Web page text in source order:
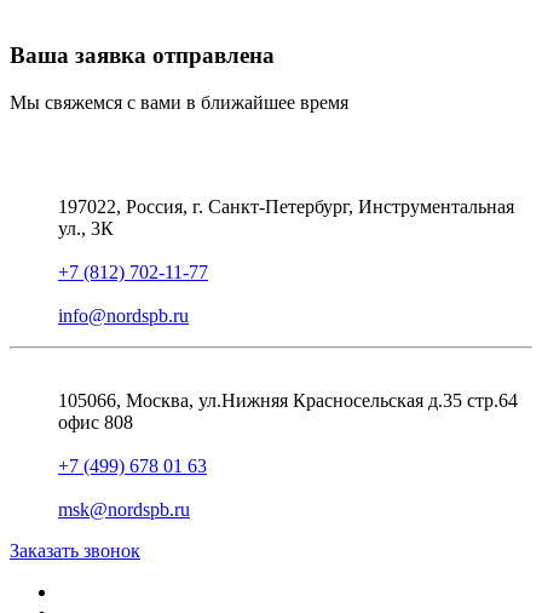
Ваша заявка отправлена
Мы свяжемся с вами в ближайшее время
197022, Россия, г. Санкт-Петербург, Инструментальная
ул., 3К
+7 (812) 702-11-77
info@nordspb.ru
105066, Москва, ул.Нижняя Красносельская д.35 стр.64
офис 808
+7 (499) 678 01 63
msk@nordspb.ru
Заказать звонок